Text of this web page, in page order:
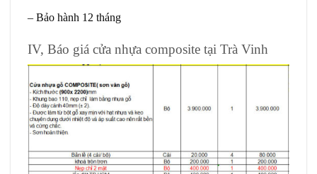
– Bảo hành 12 tháng
IV, Báo giá cửa nhựa composite tại Trà Vinh